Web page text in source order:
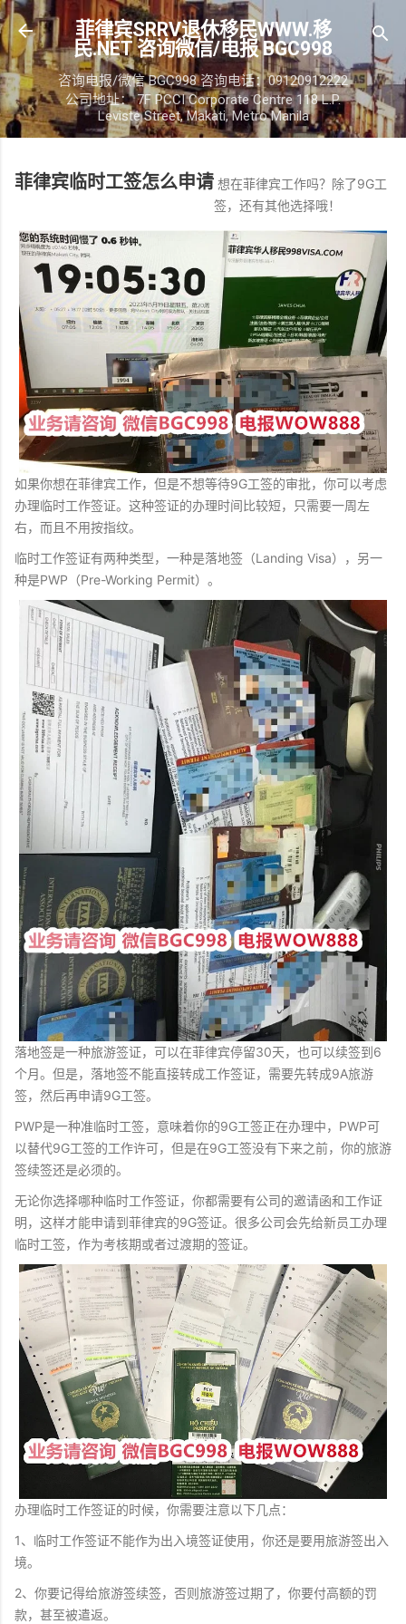
跳至主要内容
菲律宾SRRV退休移民WWW.移
民.NET 咨询微信/电报 BGC998
咨询电报/微信 BGC998 咨询电话：09120912222
公司地址： 7F PCCI Corporate Centre 118 L.P.
Leviste Street, Makati, Metro Manila
菲律宾临时工签怎么申请 想在菲律宾工作吗？除了9G工
签，还有其他选择哦！
如果你想在菲律宾工作，但是不想等待9G工签的审批，你可以考虑
办理临时工作签证。这种签证的办理时间比较短，只需要一周左
右，而且不用按指纹。
临时工作签证有两种类型，一种是落地签（Landing Visa），另一
种是PWP（Pre-Working Permit）。
落地签是一种旅游签证，可以在菲律宾停留30天，也可以续签到6
个月。但是，落地签不能直接转成工作签证，需要先转成9A旅游
签，然后再申请9G工签。
PWP是一种准临时工签，意味着你的9G工签正在办理中，PWP可
以替代9G工签的工作许可，但是在9G工签没有下来之前，你的旅游
签续签还是必须的。
无论你选择哪种临时工作签证，你都需要有公司的邀请函和工作证
明，这样才能申请到菲律宾的9G签证。很多公司会先给新员工办理
临时工签，作为考核期或者过渡期的签证。
办理临时工作签证的时候，你需要注意以下几点：
1、临时工作签证不能作为出入境签证使用，你还是要用旅游签出入
境。
2、你要记得给旅游签续签，否则旅游签过期了，你要付高额的罚
款，甚至被遣返。